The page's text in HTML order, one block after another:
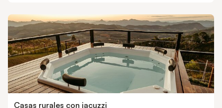
Casas rurales con jacuzzi